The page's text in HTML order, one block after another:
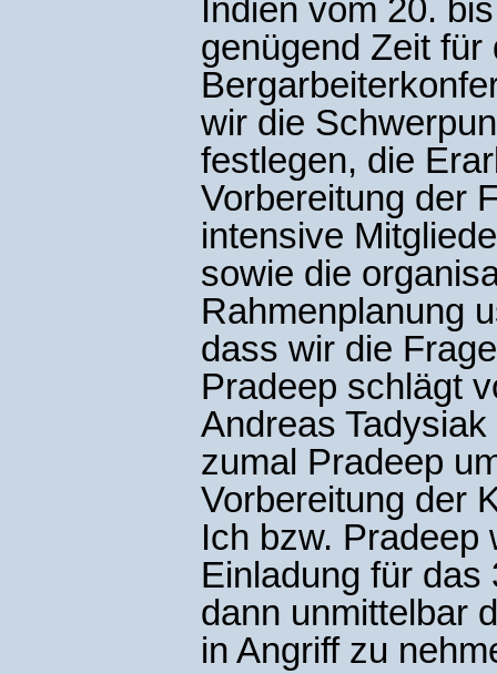
Indien vom 20.
genügend Zeit für
wir die
festlegen, die
Vorbereitung der
intensive
sowie die
Rahmenplanung
dass wir die
Pradeep schlägt
Andreas
zumal Pradeep
Vorbereitung der
Ich bzw. Pradeep
Einladung für das
dann unmittelbar
in Angriff zu